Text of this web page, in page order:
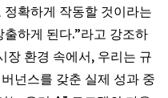
확하게 작동할 것이라는
하게 된다.”라고 강조하
장 환경 속에서, 우리는 규
넌스를 갖춘 실제 성과 중